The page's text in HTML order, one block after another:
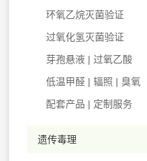
环氧乙烷灭菌验证
过氧化氢灭菌验证
芽孢悬液 | 过氧乙酸
低温甲醛 | 辐照 | 臭氧
配套产品 | 定制服务
遗传毒理